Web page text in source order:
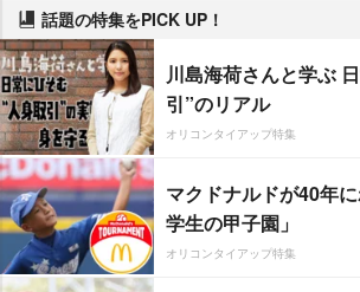
話題の特集をPICK UP！
川島海荷さんと学ぶ
引”のリアル
オリコンタイアップ特集
マクドナルドが40年
学生の甲子園」
オリコンタイアップ特集